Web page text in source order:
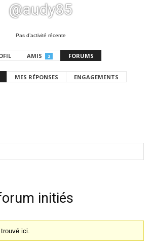
@audy85
Pas d’activité récente
AMIS 2 FORUMS
MES RÉPONSES ENGAGEMENTS
initiés
ici.